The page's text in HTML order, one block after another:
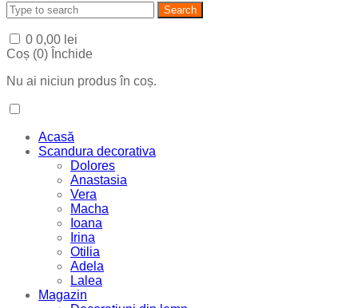
Search
0 0,00 lei
Coș (0) Închide
Nu ai niciun produs în coș.
Acasă
Scandura decorativa
Dolores
Anastasia
Vera
Macha
Ioana
Irina
Otilia
Adela
Lalea
Magazin